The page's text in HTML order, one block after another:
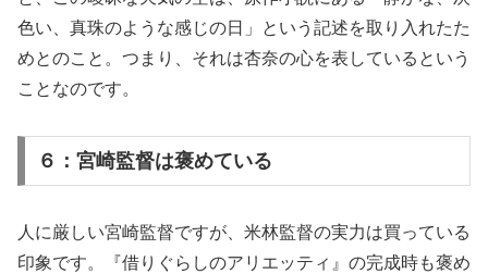
色い、真珠のような感じの日」という記述を取り入れたた
めとのこと。つまり、それは杏奈の心を表しているという
ことなのです。
６：宮崎監督は褒めている
人に厳しい宮崎監督ですが、米林監督の実力は買っている
印象です。『借りぐらしのアリエッティ』の完成時も褒め